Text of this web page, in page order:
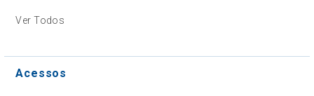
Ver Todos
Acessos